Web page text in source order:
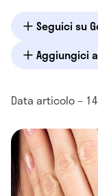
Seguici su
Aggiungici
Data articolo –